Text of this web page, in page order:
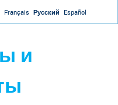
Français Русский Español
и